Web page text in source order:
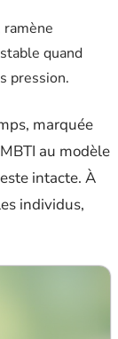
quand
pression.
marquée
au modèle
intacte. À
individus,